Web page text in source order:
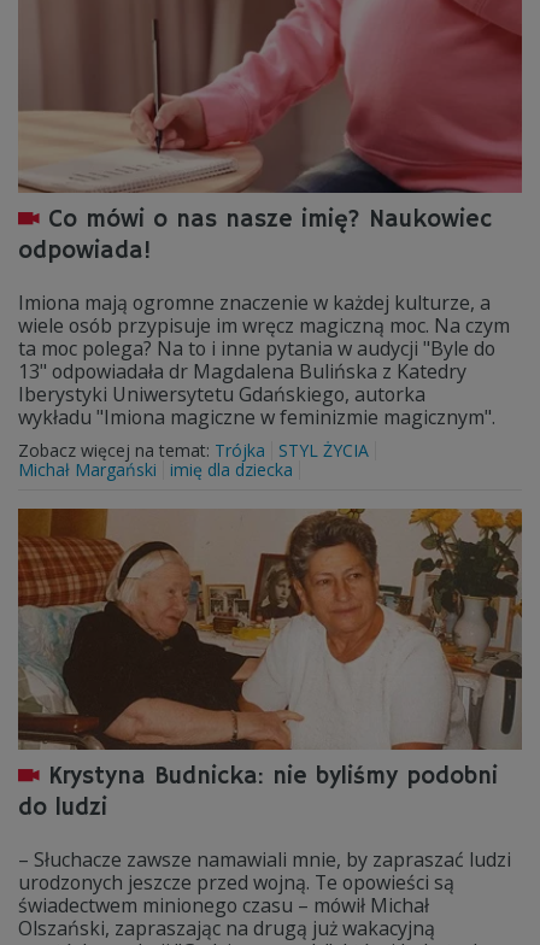
Co mówi o nas nasze imię? Naukowiec
odpowiada!
Imiona mają ogromne znaczenie w każdej kulturze, a
wiele osób przypisuje im wręcz magiczną moc. Na czym
ta moc polega? Na to i inne pytania w audycji "Byle do
13" odpowiadała dr Magdalena Bulińska z Katedry
Iberystyki Uniwersytetu Gdańskiego, autorka
wykładu "Imiona magiczne w feminizmie magicznym".
Zobacz więcej na temat: Trójka
STYL ŻYCIA
Michał Margański
imię dla dziecka
Krystyna Budnicka: nie byliśmy podobni
do ludzi
– Słuchacze zawsze namawiali mnie, by zapraszać ludzi
urodzonych jeszcze przed wojną. Te opowieści są
świadectwem minionego czasu – mówił Michał
Olszański, zapraszając na drugą już wakacyjną